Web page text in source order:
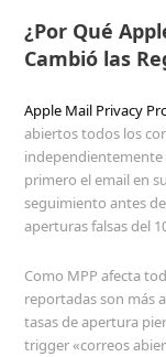
¿Por Qué
Cambió las
Apple Mail Privacy
abiertos todos los
independientemente
primero el email en
seguimiento antes
aperturas falsas del
Como MPP afecta
reportadas son más
tasas de apertura
trigger «correos